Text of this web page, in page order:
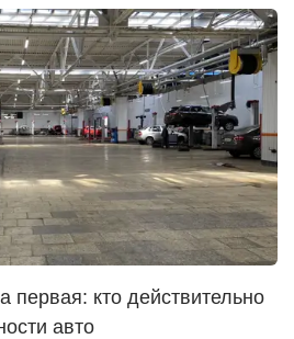
первая: кто действительно
авто